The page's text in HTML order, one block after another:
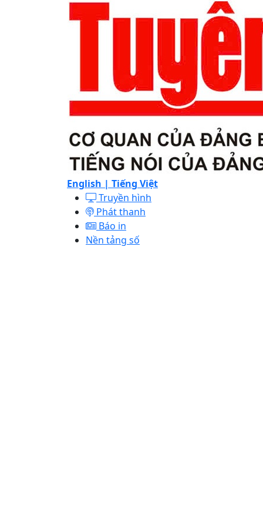
English | Tiếng Việt
Truyền hình
Phát thanh
Báo in
Nền tảng số